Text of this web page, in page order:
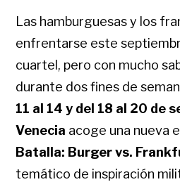
Las hamburguesas y los
enfrentarse este
cuartel, pero con mucho
durante dos fines de
11 al 14 y del 18 al 20 de
Venecia acoge una nueva
Batalla: Burger vs.
temático de inspiración